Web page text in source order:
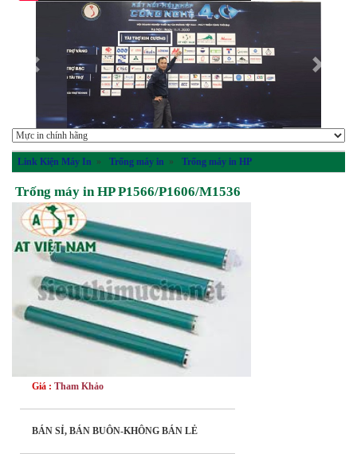
Previous Next
Link Kiện Máy In » Trống máy in » Trống máy in HP
Trống máy in HP P1566/P1606/M1536
Giá : Tham Khảo
BÁN SỈ, BÁN BUÔN-KHÔNG BÁN LẺ